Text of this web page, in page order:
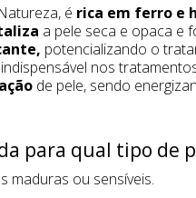
é rica em ferro e
a pele seca e opaca e
potencializando o
nos
de pele, sendo
para qual tipo de
maduras ou sensíveis.